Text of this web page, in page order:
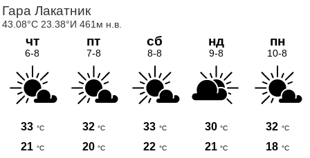
Гара Лакатник
43.08°С 23.38°И 461м н.в.
чт
6-8
33 °C
21 °C
пт
7-8
32 °C
20 °C
сб
8-8
33 °C
22 °C
нд
9-8
30 °C
21 °C
пн
10-8
32 °C
18 °C